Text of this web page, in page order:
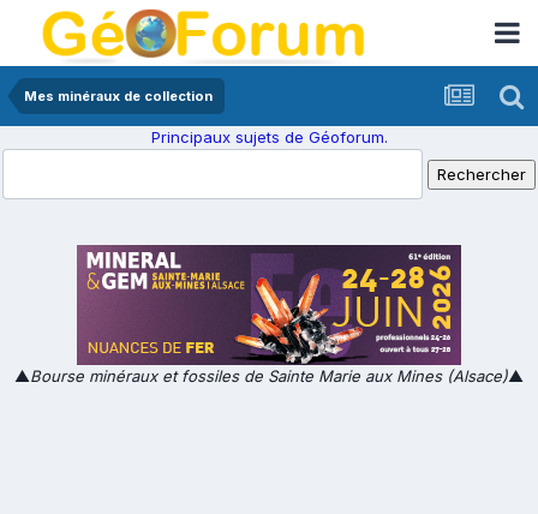
Mes minéraux de collection
Principaux sujets de Géoforum.
▲Bourse minéraux et fossiles de Sainte Marie aux Mines (Alsace)▲